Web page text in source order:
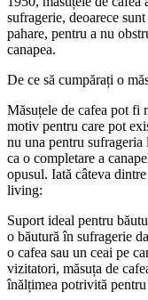
sufragerie, deoarece
pahare, pentru a nu
canapea.
De ce să cumpărați o
Măsuțele de cafea pot fi
motiv pentru care pot
nu una pentru sufrageria
ca o completare a
opusul. Iată câteva
living:
Suport ideal pentru
o băutură în sufragerie
o cafea sau un ceai pe
vizitatori, măsuța de
înălțimea potrivită pentru